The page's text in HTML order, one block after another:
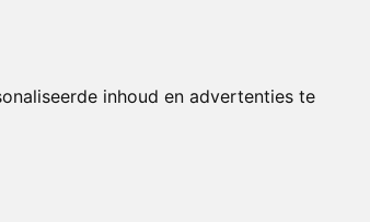
inhoud en advertenties te